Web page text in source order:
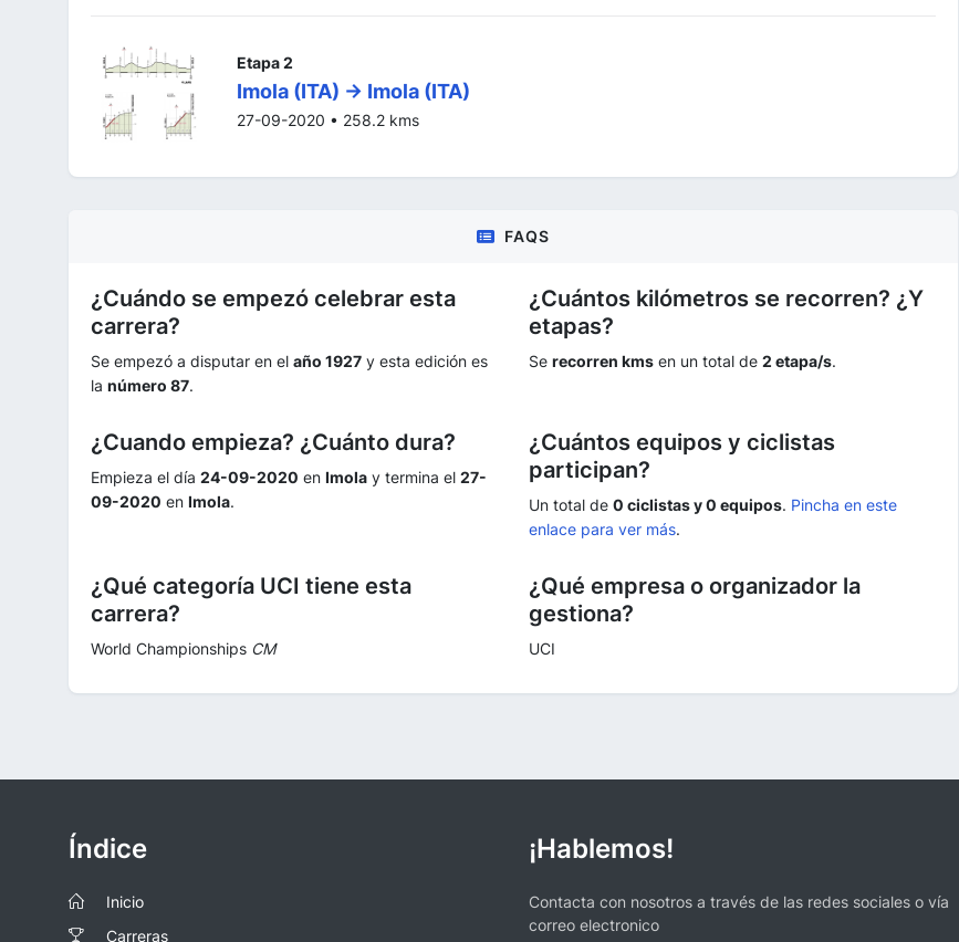
Etapa 2
Imola (ITA) -> Imola (ITA)
27-09-2020 • 258.2 kms
FAQS
¿Cuándo se empezó celebrar esta
carrera?
Se empezó a disputar en el año 1927 y esta edición es
la número 87.
¿Cuántos kilómetros se recorren? ¿Y
etapas?
Se recorren kms en un total de 2 etapa/s.
¿Cuando empieza? ¿Cuánto dura?
Empieza el día 24-09-2020 en Imola y termina el 27-
09-2020 en Imola.
¿Cuántos equipos y ciclistas
participan?
Un total de 0 ciclistas y 0 equipos. Pincha en este
enlace para ver más.
¿Qué categoría UCI tiene esta
carrera?
World Championships CM
¿Qué empresa o organizador la
gestiona?
UCI
Índice
Inicio
Carreras
¡Hablemos!
Contacta con nosotros a través de las redes sociales o vía
correo electronico